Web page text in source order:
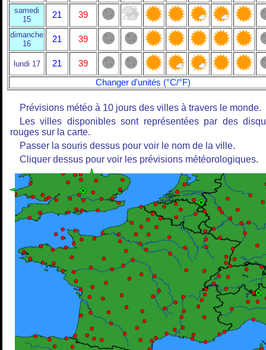
samedi
15
21 39
dimanche
16
21 39
lundi 17 21
39
Changer d'unités (°C/°F)
Prévisions météo à 10 jours des villes à travers le monde.
Les villes disponibles sont représentées par des
rouges sur la carte.
Passer la souris dessus pour voir le nom de la ville.
Cliquer dessus pour voir les prévisions météorologiques.